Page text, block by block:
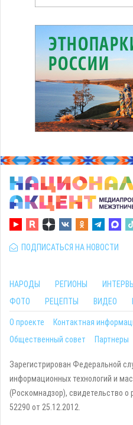
ПОДПИСАТЬСЯ НА НОВОСТИ
НАРОДЫ РЕГИОНЫ
ФОТО
РЕЦЕПТЫ ВИДЕО
О проекте Контактная
Общественный совет
Партнеры
Зарегистрирован Федеральной
информационных технологий и
(Роскомнадзор), свидетельство
52290 от 25.12.2012.